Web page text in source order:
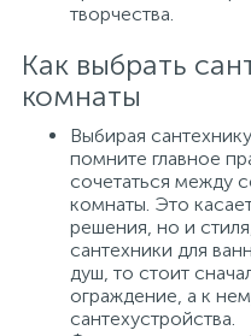
творчества.
Как выбрать
комнаты
Выбирая
помните главное
сочетаться между
комнаты. Это
решения, но и
сантехники для
душ, то стоит
ограждение, а к
сантехустройства.